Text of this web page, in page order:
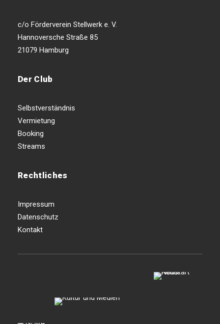
c/o Förderverein Stellwerk e. V.
Hannoversche Straße 85
21079 Hamburg
Der Club
Selbstverständnis
Vermietung
Booking
Streams
Rechtliches
Impressum
Datenschutz
Kontakt